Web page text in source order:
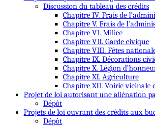
Discussion du tableau des crédits
Chapitre IV. Frais de
Chapitre V. Frais de
Chapitre VI. Milice
Chapitre VII. Garde civique
Chapitre VIII. Fêtes
Chapitre IX. Décorations
Chapitre X. Légion
Chapitre XI. Agriculture
Chapitre XII. Voirie vicinale
Projet de loi autorisant une aliénation
Dépôt
Projets de loi ouvrant des crédits aux
Dépôt